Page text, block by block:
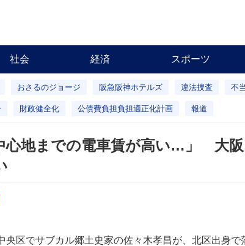
社会 経済 スポーツ
おさるのジョージ 阪急阪神ホテルズ 違法捜査 不
財政健全化 公債費負担負担適正化計画 報道
心地までの電車賃が高い…」 大
区でサブカル郷土史家の佐々木孝昌が、北区出身